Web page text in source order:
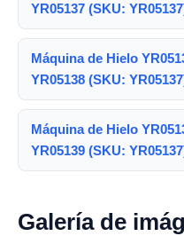
YR05137 (SKU:
Máquina de Hielo
YR05138 (SKU:
Máquina de Hielo
YR05139 (SKU:
Galería de